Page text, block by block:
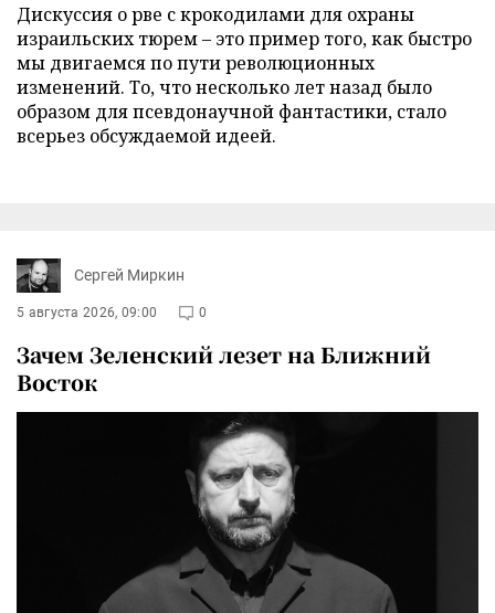
Дискуссия о рве с крокодилами для охраны
израильских тюрем – это пример того, как быстро
мы двигаемся по пути революционных
изменений. То, что несколько лет назад было
образом для псевдонаучной фантастики, стало
всерьез обсуждаемой идеей.
Сергей Миркин
5 августа 2026, 09:00 0
Зачем Зеленский лезет на Ближний
Восток